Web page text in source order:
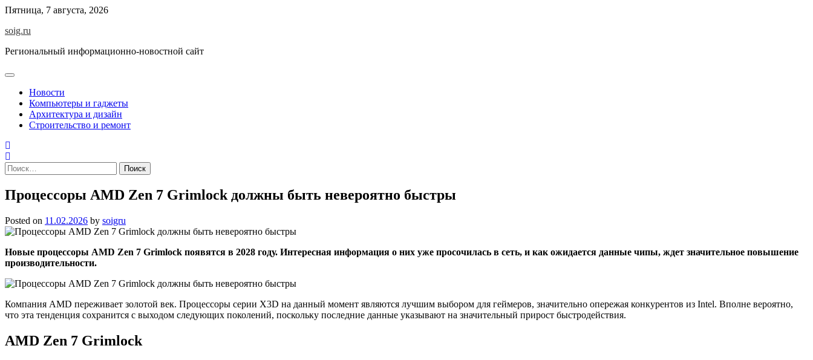
Skip
content
Пятница, 7 августа, 2026
soig.ru
Региональный информационно-новостной сайт
Новости
Компьютеры и гаджеты
Архитектура и дизайн
Строительство и ремонт
Найти:
Процессоры AMD Zen 7 Grimlock должны быть невероятно быстры
Posted on 11.02.2026 by soigru
Новые процессоры AMD Zen 7 Grimlock появятся в 2028 году. Интересная информация о них уже просочилась в сеть, и как ожидается данные чипы, ждет значительное повышение
производительности.
Компания AMD переживает золотой век. Процессоры серии X3D на данный момент являются лучшим выбором для геймеров, значительно опережая конкурентов из Intel. Вполне вероятно,
что эта тенденция сохранится с выходом следующих поколений, поскольку последние данные указывают на значительный прирост быстродействия.
AMD Zen 7 Grimlock